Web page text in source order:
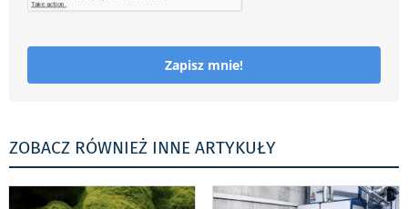
Zapisz mnie!
ZOBACZ RÓWNIEŻ INNE ARTYKUŁY